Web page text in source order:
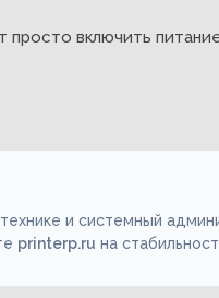
просто включить
и системный
printerp.ru на